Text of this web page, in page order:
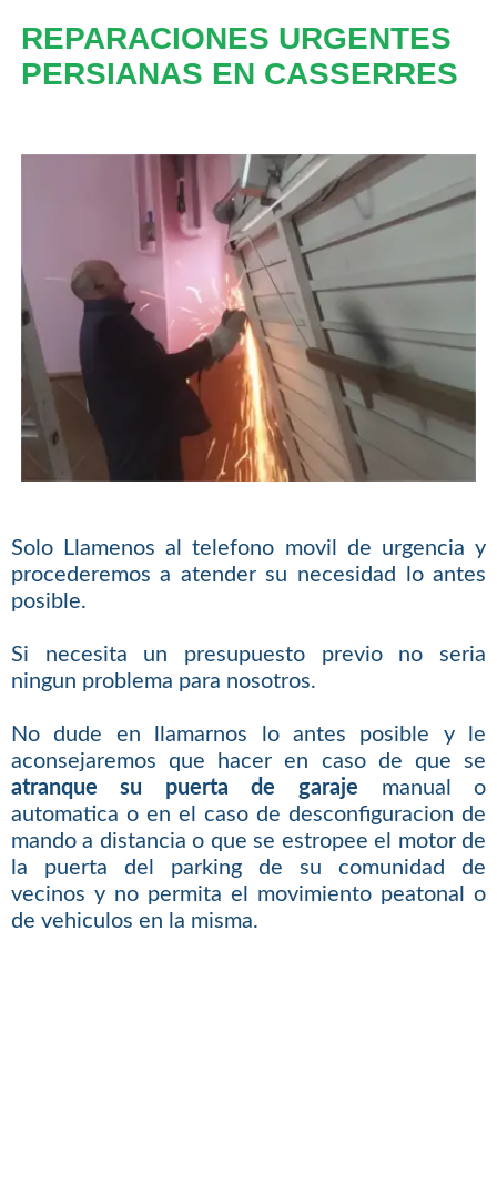
REPARACIONES URGENTES
PERSIANAS EN CASSERRES
Solo Llamenos al telefono movil de urgencia y
procederemos a atender su necesidad lo antes
posible.
Si necesita un presupuesto previo no seria
ningun problema para nosotros.
No dude en llamarnos lo antes posible y le
aconsejaremos que hacer en caso de que se
atranque su puerta de garaje manual o
automatica o en el caso de desconfiguracion de
mando a distancia o que se estropee el motor de
la puerta del parking de su comunidad de
vecinos y no permita el movimiento peatonal o
de vehiculos en la misma.